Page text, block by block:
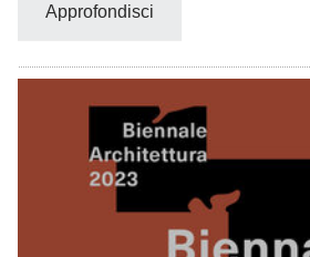
Approfondisci